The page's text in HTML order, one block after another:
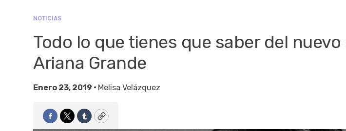
NOTICIAS
Todo lo que tienes que saber del
Ariana Grande
Enero 23, 2019 • Melisa Velázquez
Facebook
TwitterTumblrCopy